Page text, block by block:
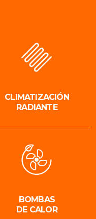
CLIMATIZACIÓN
RADIANTE
BOMBAS
DE CALOR